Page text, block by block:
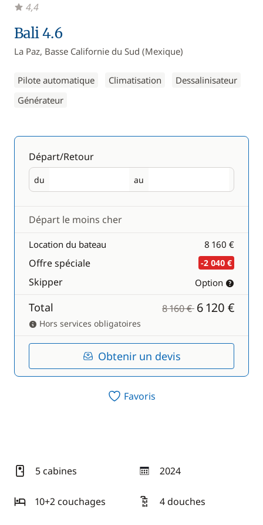
Bali 4.6
La Paz, Basse Californie du Sud (Mexique)
Pilote automatique Climatisation
Dessalinisateur
Générateur
4,4
Départ/Retour
du
Départ au
Retour
Départ le moins cher
Location du bateau 8 160 €
Offre spéciale -2 040 €
Skipper Option
Total 8 160 € 6 120 €
Hors services obligatoires
Obtenir un devis
Favoris
5 cabines 2024
année
10+2 couchages
4 douches